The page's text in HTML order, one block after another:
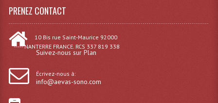
Lampes Ampoules
Ampoules - Tubes Lumière Noire Black Gun
Lampes De Couleurs
PRENEZ CONTACT
10 Bis rue Saint-Maurice 92000
----- NANTERRE FRANCE. RCS 337 819 338
Suivez-nous sur Plan
Écrivez-nous à:
info@aevas-sono.com